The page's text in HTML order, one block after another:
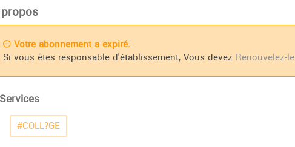
Votre abonnement a expiré..
Si vous êtes responsable d'établissement, Vous devez Renouvelez-le
Services
#COLL?GE